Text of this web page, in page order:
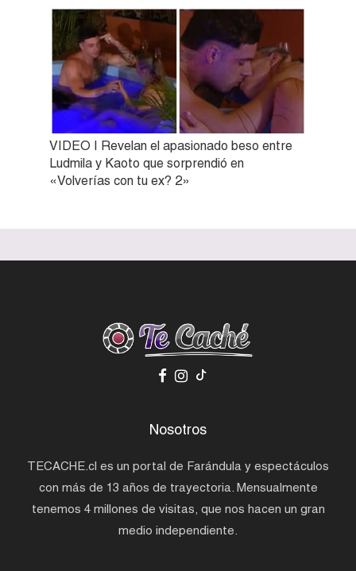
VIDEO | Revelan el apasionado beso entre
Ludmila y Kaoto que sorprendió en
«Volverías con tu ex? 2»
Nosotros
TECACHE.cl es un portal de Farándula y espectáculos
con más de 13 años de trayectoria. Mensualmente
tenemos 4 millones de visitas, que nos hacen un gran
medio independiente.